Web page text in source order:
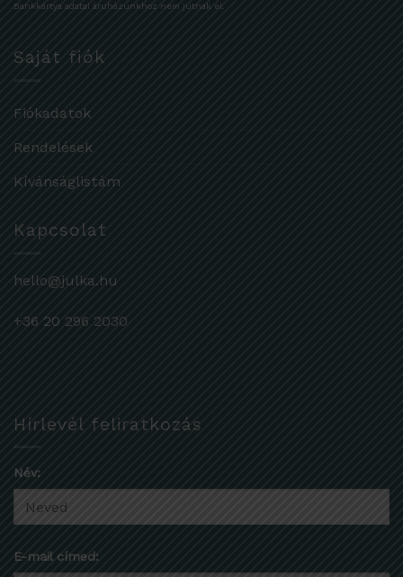
Bankkártya adatai áruházunkhoz nem jutnak el.
Saját fiók
Fiókadatok
Rendelések
Kívánságlistám
Kapcsolat
hello@julka.hu
+36 20 296 2030
Hírlevél feliratkozás
Név:
E-mail címed: